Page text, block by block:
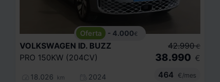
- 4.000€
VOLKSWAGEN ID. BUZZ
PRO 150KW (204CV)
18.026 km
2024
42.990 €
38.990 €
464
€/mes